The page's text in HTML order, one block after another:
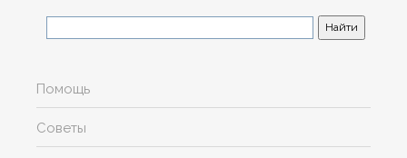
Помощь
Советы